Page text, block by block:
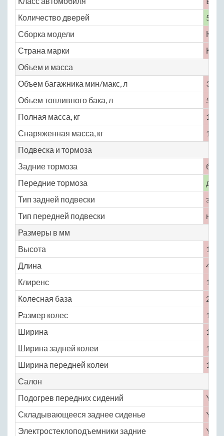
Количество дверей
5
Сборка модели
Страна марки
Объем и масса
Объем багажника мин/макс, л
380
Объем топливного бака, л
50
Полная масса, кг
1575
Снаряженная масса, кг
1275
Подвеска и тормоза
Задние тормоза
Передние тормоза
Тип задней подвески
Тип передней подвески
Размеры в мм
Высота
1492
Длина
4139
Клиренс
140
Колесная база
2527
Размер колес
185
Ширина
1686
Ширина задней колеи
1422
Ширина передней колеи
1448
Салон
Подогрев передних сидений
Yes
Складывающееся заднее сиденье
Yes
Электростеклоподъемники задние
Yes